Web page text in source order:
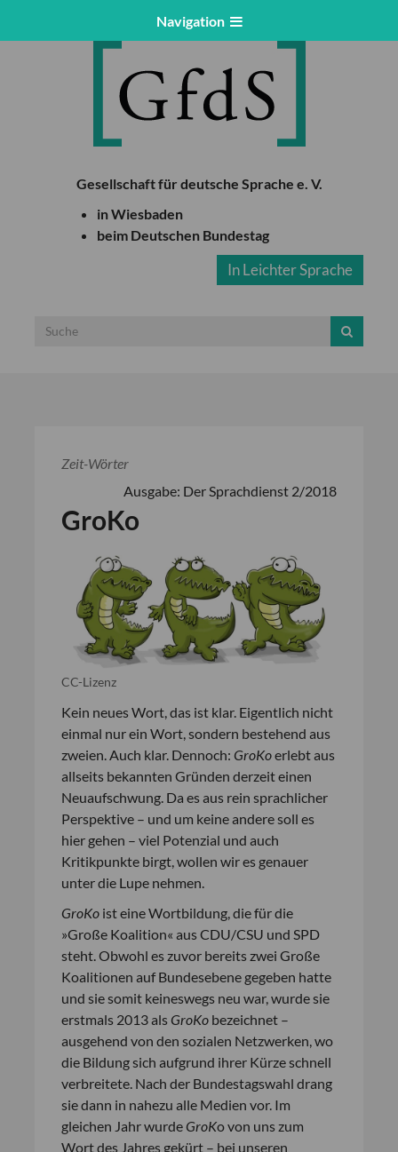
Navigation
Gesellschaft für deutsche Sprache e. V.
in Wiesbaden
beim Deutschen Bundestag
In Leichter Sprache
Zeit-Wörter
Ausgabe: Der Sprachdienst 2/2018
GroKo
CC-Lizenz
Kein neues Wort, das ist klar. Eigentlich nicht
einmal nur ein Wort, sondern bestehend aus
zweien. Auch klar. Dennoch: GroKoerlebt aus
allseits bekannten Gründen derzeit einen
Neuaufschwung. Da es aus rein sprachlicher
Perspektive – und um keine andere soll es
hier gehen – viel Potenzial und auch
Kritikpunkte birgt, wollen wir es genauer
unter die Lupe nehmen.
GroKo ist eine Wortbildung, die für die
»Große Koalition« aus CDU/CSU und SPD
steht. Obwohl es zuvor bereits zwei Große
Koalitionen auf Bundesebene gegeben hatte
und sie somit keineswegs neu war, wurde sie
erstmals 2013 als GroKo bezeichnet –
ausgehend von den sozialen Netzwerken, wo
die Bildung sich aufgrund ihrer Kürze schnell
verbreitete. Nach der Bundestagswahl drang
sie dann in nahezu alle Medien vor. Im
gleichen Jahr wurde GroKo von uns zum
Wort des Jahres gekürt – bei unseren